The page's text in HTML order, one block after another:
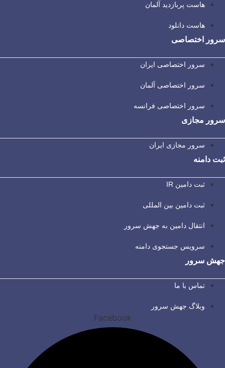
هاست پربازدید آلمان
هاست دانلود
سرور اختصاصی
سرور اختصاصی ایران
سرور اختصاصی آلمان
سرور اختصاصی فرانسه
سرور مجازی
سرور مجازی ایران
ثبت دامنه
ثبت دامین IR
ثبت دامین بین المللی
انتقال دامین به جهش سرور
سرویس جستجوی دامنه
جهش سرور
تماس با ما
وبلاگ جهش سرور
Facebook